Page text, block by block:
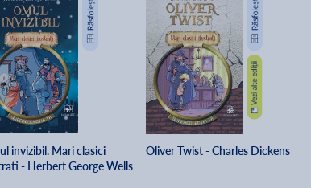
invizibil. Mari clasici
- Herbert George Wells
Oliver Twist - Charles Dickens